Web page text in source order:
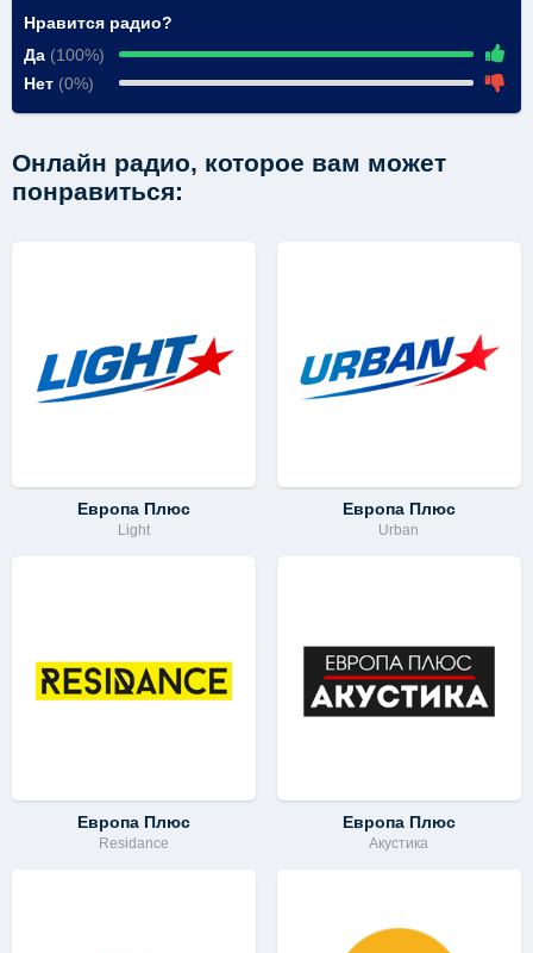
Нравится радио?
Да (100%)
Нет (0%)
Онлайн радио, которое вам может
понравиться:
Европа Плюс
Light
Европа Плюс
Urban
Европа Плюс
Residance
Европа Плюс
Акустика